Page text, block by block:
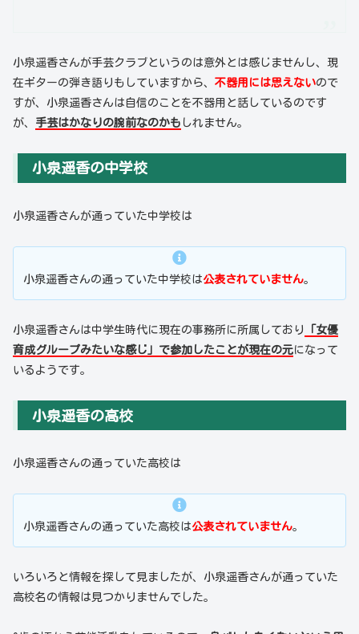
小泉遥香さんが手芸クラブというのは意外とは感じませんし、現
在ギターの弾き語りもしていますから、 不器用には思えないので
すが、小泉遥香さんは自信のことを不器用と話しているのです
が、 手芸はかなりの腕前なのかも しれません。
小泉遥香の中学校
小泉遥香さんが通っていた中学校は
小泉遥香さんの通っていた中学校は公表されていません。
小泉遥香さんは中学生時代に現在の事務所に所属しており
「女優
育成グループみたいな感じ」で参加したことが現在の元になって
いるようです。
小泉遥香の高校
小泉遥香さんの通っていた高校は
小泉遥香さんの通っていた高校は公表されていません。
いろいろと情報を探して見ましたが、小泉遥香さんが通っていた
高校名の情報は見つかりませんでした。